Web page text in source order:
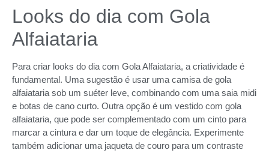
Looks do dia com Gola
Alfaiataria
Para criar looks do dia com Gola Alfaiataria, a criatividade é
fundamental. Uma sugestão é usar uma camisa de gola
alfaiataria sob um suéter leve, combinando com uma saia midi
e botas de cano curto. Outra opção é um vestido com gola
alfaiataria, que pode ser complementado com um cinto para
marcar a cintura e dar um toque de elegância. Experimente
também adicionar uma jaqueta de couro para um contraste